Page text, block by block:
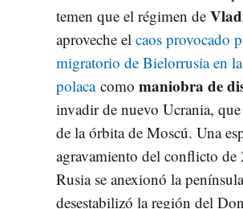
temen que el régimen de
aproveche el caos provocado
migratorio de Bielorrusia en
polacacomo maniobra de
invadir de nuevo Ucrania, que
de la órbita de Moscú. Una
agravamiento del conflicto de
Rusia se anexionó la
desestabilizó la región del